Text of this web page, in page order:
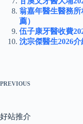
翁嘉年醫生醫務所
薦）
伍子康牙醫收費
沈宗傑醫生2026介
PREVIOUS
好站推介